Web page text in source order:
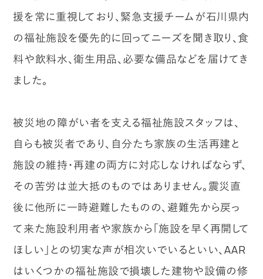
援を常に重視しており、緊急支援チームが石川県内
の福祉施設を優先的に回ってニーズを聞き取り、食
料や飲料水、衛生用品、必要な備品などを届けてき
ました。
被災地の障がい者を支える福祉施設スタッフは、
自らも被災者であり、自分たち家族の生活再建と
施設の維持・再建の両方に対応しなければならず、
その苦労は並大抵のものではありません。震災直
後に他所に一時避難したものの、避難先から戻っ
て来た施設利用者や家族から「施設を早く再開して
ほしい」との切実な声が相次いでいるといい、AAR
はいくつかの福祉施設で損壊した建物や設備の修